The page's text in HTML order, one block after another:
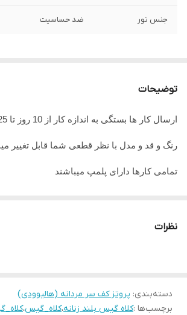
جنس تور ضد حساسیت
توضیحات
ارسال کار ها بستگی به اندازه کار از 10 روز تا 25 روز زمان میبرد
رنگ و قد و مدل با نظر قطعی شما قابل تغییر
تمامی کارها دارای پلمپ میباشند
در صورت داشتن سوال میتوانید از پشتیبان های
لطفا در گرفتن سریع کار عجله نفرمایید
نظرات
دسته‌بندی: پروتز کف سر مردانه (هالیوودی)
برچسب‌ها :کلاه گیس بلند زنانه،کلاه_گیس،